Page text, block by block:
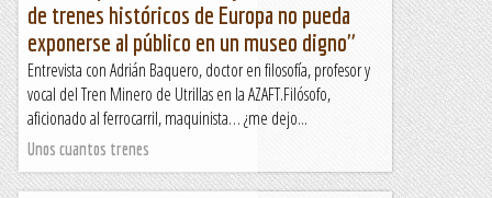
de trenes históricos de Europa no pueda
exponerse al público en un museo digno"
Entrevista con Adrián Baquero, doctor en filosofía, profesor y
vocal del Tren Minero de Utrillas en la AZAFT.Filósofo,
aficionado al ferrocarril, maquinista… ¿me dejo...
Unos cuantos trenes